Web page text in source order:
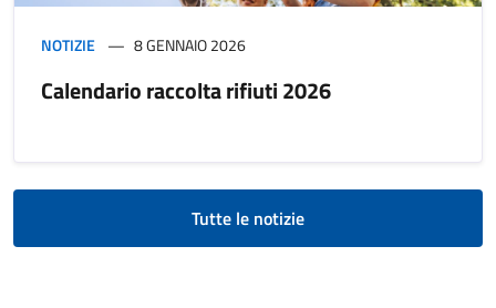
NOTIZIE 8 GENNAIO 2026
Calendario raccolta rifiuti 2026
Tutte le notizie